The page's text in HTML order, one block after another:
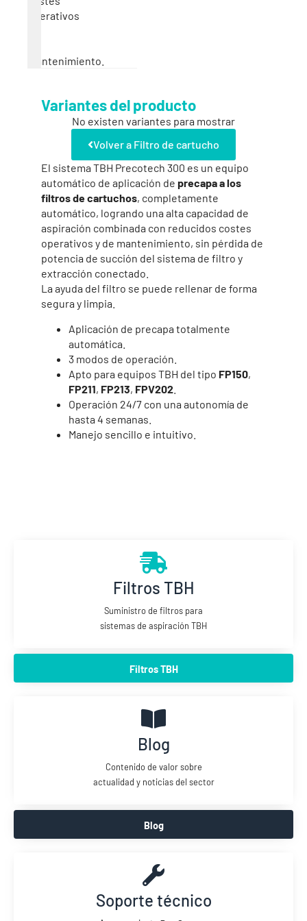
operativos
mantenimiento.
Variantes del producto
No existen variantes para mostrar
Volver a Filtro de cartucho
El sistema TBH Precotech 300 es un equipo
automático de aplicación de precapa a los
filtros de cartuchos, completamente
automático, logrando una alta capacidad de
aspiración combinada con reducidos costes
operativos y de mantenimiento, sin pérdida de
potencia de succión del sistema de filtro y
extracción conectado.
La ayuda del filtro se puede rellenar de forma
segura y limpia.
Aplicación de precapa totalmente
automática.
3 modos de operación.
Apto para equipos TBH del tipo FP150,
FP211, FP213, FPV202
Operación 24/7 con una autonomía de
hasta 4 semanas.
Manejo sencillo e intuitivo.
Filtros TBH
Suministro de filtros para
sistemas de aspiración TBH
Filtros TBH
Blog
Contenido de valor sobre
actualidad y noticias del sector
Blog
Soporte técnico